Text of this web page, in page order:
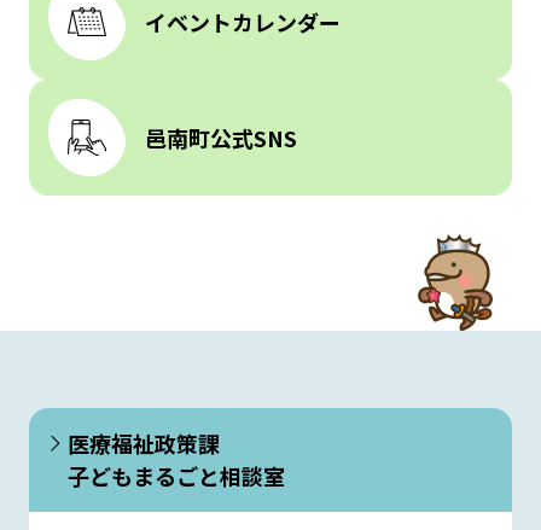
イベントカレンダー
邑南町公式SNS
医療福祉政策課
子どもまるごと相談室